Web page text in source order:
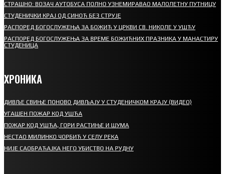
СТРАШНО: ВОЗАЧ АУТОБУСА ПОЛНО УЗНЕМИРАВАО МАЛОЛЕТНУ ПУТНИЦУ
СТУДЕНИЧКИ КРАЈ ОД СИНОЋ БЕЗ СТРУЈЕ
РАСПОРЕД БОГОСЛУЖЕЊА ЗА БОЖИЋ У ЦРКВИ СВ. НИКОЛЕ У УШЋУ
РАСПОРЕД БОГОСЛУЖЕЊА ЗА ВРЕМЕ БОЖИЋНИХ ПРАЗНИКА У МАНАСТИРУ
СТУДЕНИЦА
ХРОНИКА
ДИВЉЕ СВИЊЕ ПОНОВО ДИВЉАЈУ У СТУДЕНИЧКОМ КРАЈУ (ВИДЕО)
УГАШЕН ПОЖАР КОД УШЋА
ПОЖАР КОД УШЋА, ГОРИ РАСТИЊЕ И ШУМА
НЕСТАО МИЛИНКО ЧОРБИЋ У СЕЛУ РЕКА
НИЈЕ САОБРАЋАЈКА НЕГО УБИСТВО НА РУДНУ